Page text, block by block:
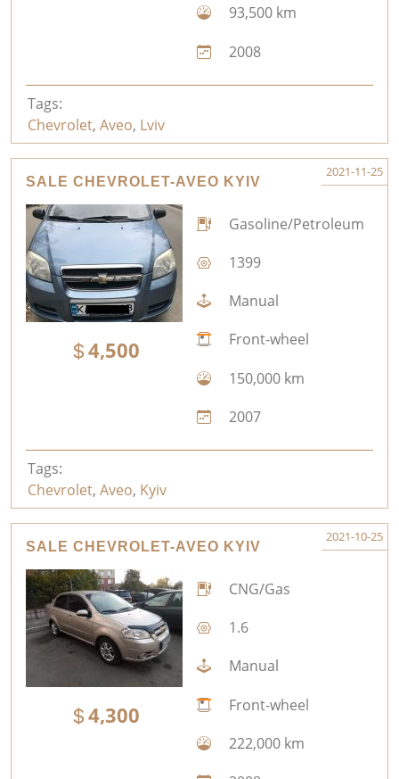
93,500 km
2008
Tags:
Chevrolet, Aveo, Lviv
SALE CHEVROLET-AVEO KYIV
2021-11-25
4,500
Gasoline/Petroleum
1399
Manual
Front-wheel
150,000 km
2007
Tags:
Chevrolet, Aveo, Kyiv
SALE CHEVROLET-AVEO KYIV
2021-10-25
4,300
CNG/Gas
1.6
Manual
Front-wheel
222,000 km